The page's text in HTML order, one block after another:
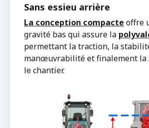
Sans essieu arrière
La conception compacte offre
gravité bas qui assure la
permettant la traction, la
manœuvrabilité et finalement la
le chantier.